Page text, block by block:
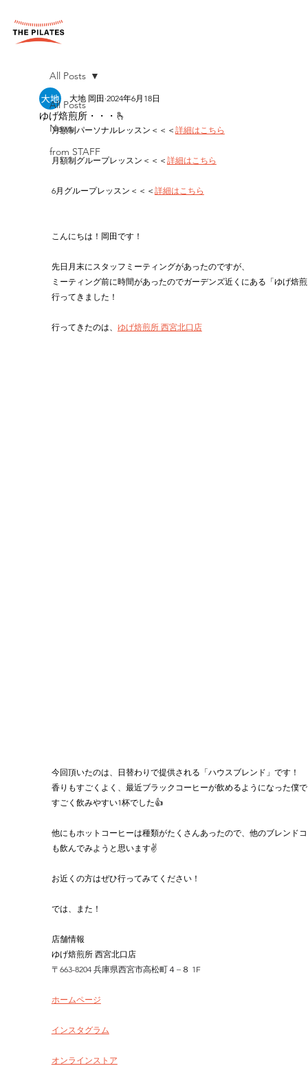
All Posts
News
from STAFF
All Posts
ゆげ焙煎所・・・🫰
大地 岡田 2024年6月18日
月額制パーソナルレッスン＜＜＜ 詳細はこちら
月額制グループレッスン＜＜＜ 詳細はこちら
6月グループレッスン＜＜＜ 詳細はこちら
こんにちは！岡田です！
先日月末にスタッフミーティングがあったのですが、
ミーティング前に時間があったのでガーデンズ近くにある「ゆげ焙
行ってきました！
行ってきたのは、 ゆげ焙煎所 西宮北口店
今回頂いたのは、日替わりで提供される「ハウスブレンド」です！
香りもすごくよく、最近ブラックコーヒーが飲めるようになった僕
すごく飲みやすい1杯でした👍
他にもホットコーヒーは種類がたくさんあったので、他のブレンド
も飲んでみようと思います✌️
お近くの方はぜひ行ってみてください！
では、また！
店舗情報
ゆげ焙煎所 西宮北口店
〒663-8204 兵庫県西宮市高松町４−８ 1F
ホームページ
インスタグラム
オンラインストア